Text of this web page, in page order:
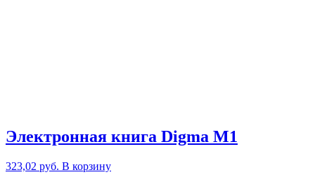
Электронная книга Digma M1
323,02 руб. В корзину